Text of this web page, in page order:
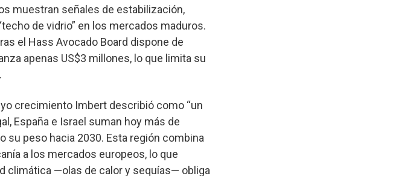
muestran señales de estabilización,
de vidrio” en los mercados maduros.
el Hass Avocado Board dispone de
apenas US$3 millones, lo que limita su
crecimiento Imbert describió como “un
España e Israel suman hoy más de
su peso hacia 2030. Esta región combina
a los mercados europeos, lo que
climática —olas de calor y sequías— obliga